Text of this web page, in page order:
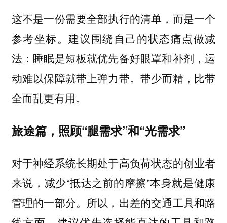
这不是一份需要全部执行的清单，而是一个
参考坐标。建议围绕自己的状态痛点做减
法：睡眠是短板就优先备好眼罩和补剂，运
动难以保障就带上弹力带。带少而精，比带
全而乱更有用。
旅途篇，照顾“腿需求”和“光需求”
对于神经系统长期处于高负荷状态的创业者
来说，减少“抵达之前的摩擦”本身就是健康
管理的一部分。所以，出差的交通工具和路